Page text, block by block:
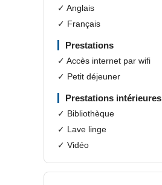
✓ Anglais
✓ Français
Prestations
✓ Accès internet par wifi
✓ Petit déjeuner
Prestations intérieures
✓ Bibliothèque
✓ Lave linge
✓ Vidéo